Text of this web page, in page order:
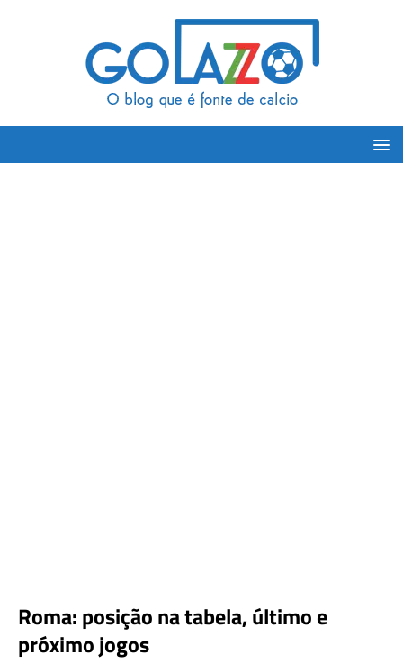
Roma: posição na tabela, último e
próximo jogos